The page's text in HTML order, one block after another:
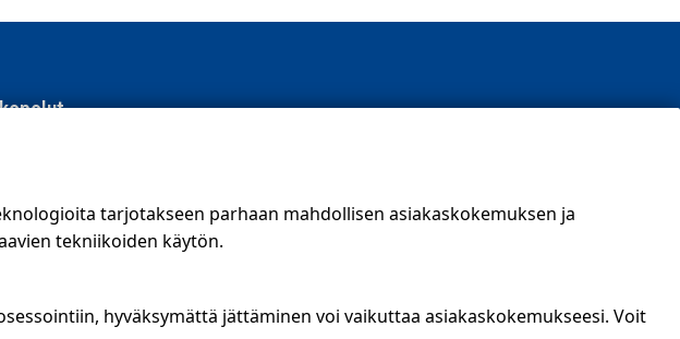
töitä
tarjotakseen parhaan mahdollisen asiakaskokemuksen ja
tekniikoiden käytön.
hyväksymättä jättäminen voi vaikuttaa asiakaskokemukseesi. Voit